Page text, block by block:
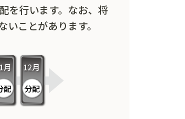
を行います。なお、将
ことがあります。